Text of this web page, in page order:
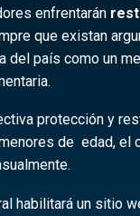
enfrentarán
que existan
del país como un
protección y
de edad, el
habilitará un sitio